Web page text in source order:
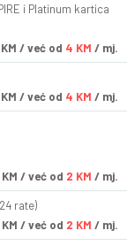
i Platinum kartica
KM / već od 4 KM / mj.
KM / već od 4 KM / mj.
KM / već od 2 KM / mj.
rate)
KM / već od 2 KM / mj.